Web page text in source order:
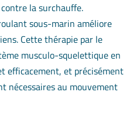
la surchauffe.
sous-marin améliore
Cette thérapie par le
musculo-squelettique en
efficacement, et précisément
nécessaires au mouvement